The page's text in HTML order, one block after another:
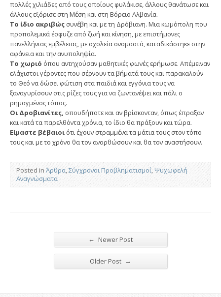
πολλές χιλιάδες από τους οποίους φυλάκισε, άλλους θανάτωσε και
άλλους εξόρισε στη Μέση και στη Βόρειο Αλβανία.
Το ίδιο ακριβώς συνέβη και με τη Δρόβιανη. Μια κωμόπολη που
προπολεμικά έσφυζε από ζωή και κίνηση, με επιστήμονες
πανελλήνιας εμβέλειας, με σχολεία ονομαστά, καταδικάστηκε στην
αφάνεια και την ανυποληψία.
Το χωριό όπου αντηχούσαν μαθητικές φωνές ερήμωσε. Απέμειναν
ελάχιστοι γέροντες που σέρνουν τα βήματά τους και παρακαλούν
το Θεό να δώσει φώτιση στα παιδιά και εγγόνια τους να
ξαναγυρίσουν στις ρίζες τους για να ζωντανέψει και πάλι ο
ρημαγμένος τόπος.
Οι Δροβιανίτες, οπουδήποτε και αν βρίσκονταν, όπως έπραξαν
και κατά τα παρελθόντα χρόνια, το ίδιο θα πράξουν και τώρα.
Είμαστε βέβαιοι ότι έχουν στραμμένα τα μάτια τους στον τόπο
τους και με το χρόνο θα τον ανορθώσουν και θα τον αναστήσουν.
Posted in Άρθρα,Σύγχρονοι Προβληματισμοί,Ψυχωφελή
Αναγνώσματα
← Newer Post
Older Post →